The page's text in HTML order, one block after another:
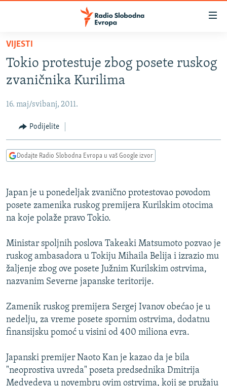
Pređite
glavni
sadržaj
na
navigaciju
Pređite
na
VIJESTI
BOSNA I HERCEGOVINA
KOSOVO
CRNA GORA
VIDEO
INFOGRAFIKE
PODCASTI
KINA NA BALKANU
RSE PRIČE IZ SVIJETA
DNEVNO@RSE
SPECIJALI RSE
GENOCID U SREBRENICI
POPLAVE I KLIZIŠTA U BIH 2024.
POST SCRIPTUM
MOJA EVROPA
PRATITE NAS
VIJESTI
Tokio protestuje zbog posete ruskog
zvaničnika Kurilima
16. maj/svibanj, 2011.
Podijelite
Dodajte Radio Slobodna Evropa u vaš Google izvor
Japan je u ponedeljak zvanično protestovao povodom
posete zamenika ruskog premijera Kurilskim otocima
na koje polaže pravo Tokio.
Ministar spoljnih poslova Takeaki Matsumoto pozvao je
ruskog ambasadora u Tokiju Mihaila Belija i izrazio mu
žaljenje zbog ove posete Južnim Kurilskim ostrvima,
nazvanim Severne japanske teritorije.
Zamenik ruskog premijera Sergej Ivanov obećao je u
nedelju, za vreme posete spornim ostrvima, dodatnu
finansijsku pomoć u visini od 400 miliona evra.
Japanski premijer Naoto Kan je kazao da je bila
"neoprostiva uvreda" poseta predsednika Dmitrija
Medvedeva u novembru ovim ostrvima, koji se pružaju